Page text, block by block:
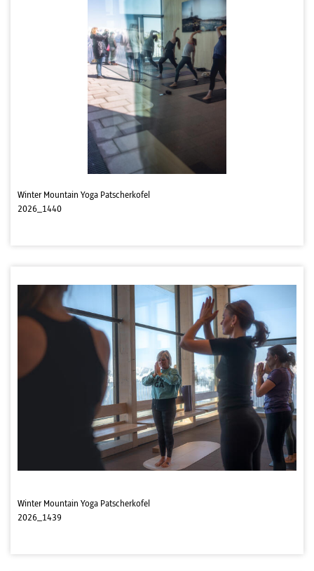
Winter Mountain Yoga Patscherkofel
2026_1440
Winter Mountain Yoga Patscherkofel
2026_1439